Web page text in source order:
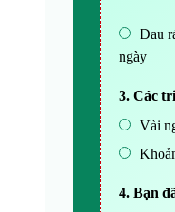
Đau
ngày
3. Các
Vài
4. Bạn